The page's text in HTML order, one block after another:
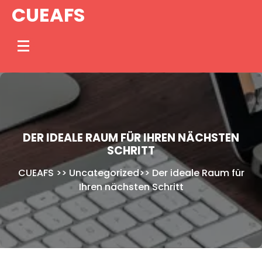
SkipCUEAFS
DER IDEALE RAUM FÜR IHREN NÄCHSTEN
SCHRITT
CUEAFS >> Uncategorized>>Der ideale Raum für
Ihren nächsten Schritt